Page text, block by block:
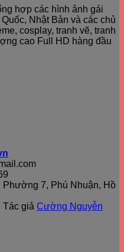
hợp các hình ảnh gái
Nhật Bản và các chủ
cosplay, tranh vẽ, tranh
cao Full HD hàng đầu
7, Phú Nhuận, Hồ
Tác giả Cường Nguyễn